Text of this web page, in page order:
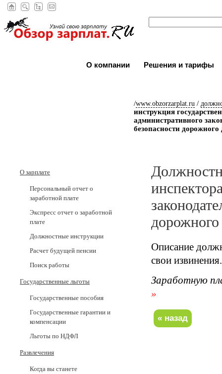
О компании Решения и тарифы
/www.obzorzarplat.ru /
инструкция
административного
безопасности
О зарплате
Персональный отчет о
заработной плате
Экспресс отчет о заработной
плате
Должностные инструкции
Расчет будущей пенсии
Поиск работы
Государственные льготы
Государственные пособия
Государственные гарантии и
компенсации
Льготы по НДФЛ
Развлечения
Когда вы станете
Описание
свои извинения.
Заработную
»